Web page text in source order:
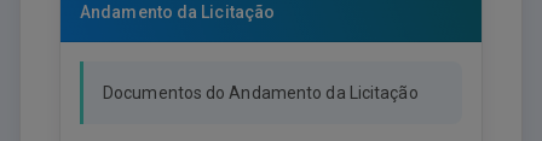
Andamento da Licitação
Documentos do Andamento da Licitação